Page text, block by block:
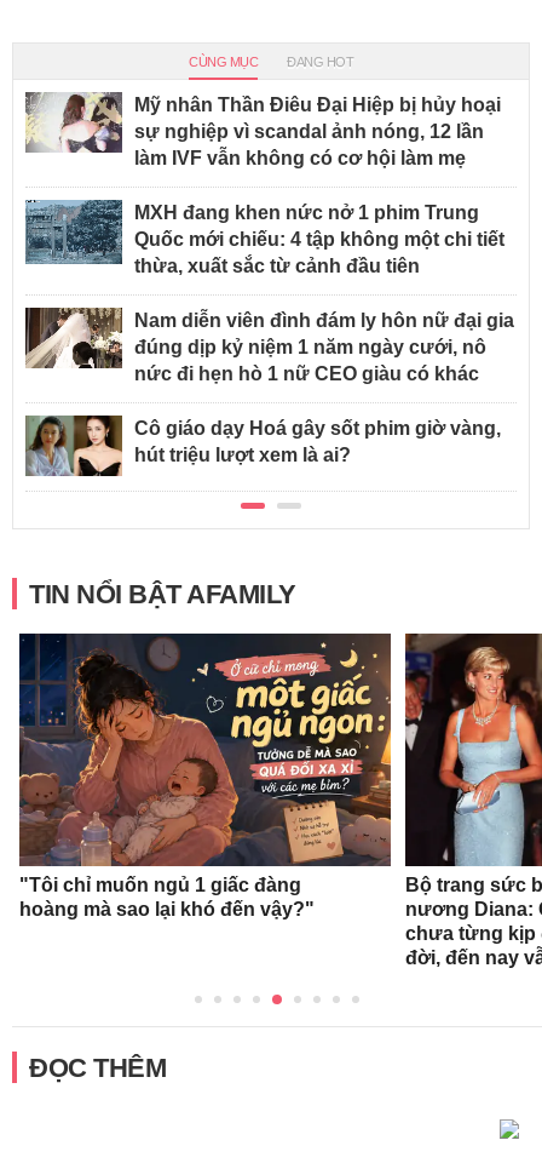
CÙNG MỤC ĐANG HOT
Mỹ nhân Thần Điêu Đại Hiệp bị hủy hoại
sự nghiệp vì scandal ảnh nóng, 12 lần
làm IVF vẫn không có cơ hội làm mẹ
MXH đang khen nức nở 1 phim Trung
Quốc mới chiếu: 4 tập không một chi tiết
thừa, xuất sắc từ cảnh đầu tiên
Nam diễn viên đình đám ly hôn nữ đại gia
đúng dịp kỷ niệm 1 năm ngày cưới, nô
nức đi hẹn hò 1 nữ CEO giàu có khác
Cô giáo dạy Hoá gây sốt phim giờ vàng,
hút triệu lượt xem là ai?
TIN NỔI BẬT AFAMILY
"Tôi chỉ muốn ngủ 1 giấc đàng
hoàng mà sao lại khó đến vậy?"
Bộ trang sức
nương Diana:
chưa từng kịp
đời, đến nay
ĐỌC THÊM